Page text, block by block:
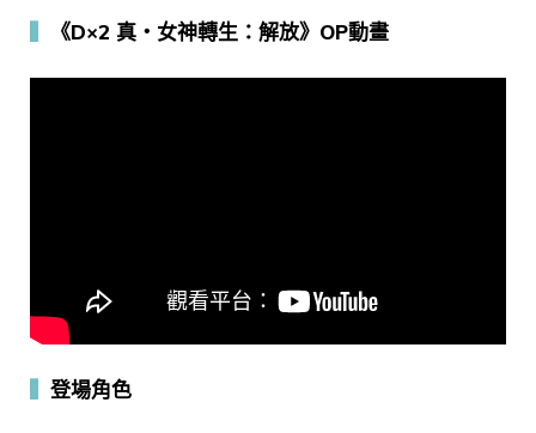
《D×2 真・女神轉生：解放》OP動畫
登場角色